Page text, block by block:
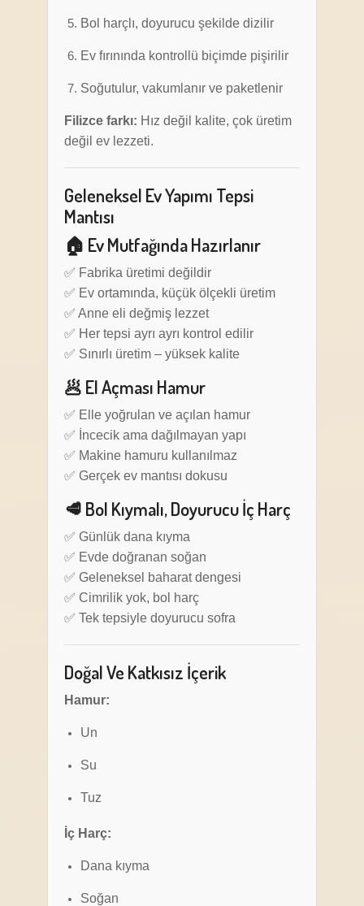
Bol harçlı, doyurucu şekilde dizilir
Ev fırınında kontrollü biçimde pişirilir
Soğutulur, vakumlanır ve paketlenir
Filizce farkı: Hız değil kalite, çok üretim
değil ev lezzeti.
Geleneksel Ev Yapımı Tepsi
Mantısı
🏠 Ev Mutfağında Hazırlanır
✅ Fabrika üretimi değildir
✅ Ev ortamında, küçük ölçekli üretim
✅ Anne eli değmiş lezzet
✅ Her tepsi ayrı ayrı kontrol edilir
✅ Sınırlı üretim – yüksek kalite
🥟 El Açması Hamur
✅ Elle yoğrulan ve açılan hamur
✅ İncecik ama dağılmayan yapı
✅ Makine hamuru kullanılmaz
✅ Gerçek ev mantısı dokusu
🥩 Bol Kıymalı, Doyurucu İç Harç
✅ Günlük dana kıyma
✅ Evde doğranan soğan
✅ Geleneksel baharat dengesi
✅ Cimrilik yok, bol harç
✅ Tek tepsiyle doyurucu sofra
Doğal Ve Katkısız İçerik
Hamur:
Un
Su
Tuz
İç Harç:
Dana kıyma
Soğan